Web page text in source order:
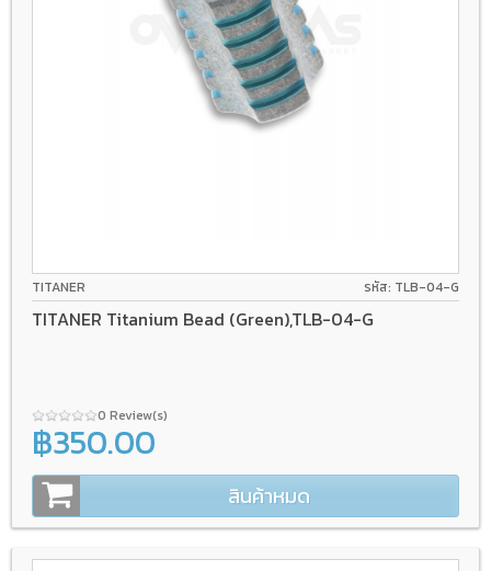
TITANER รหัส: TLB-04-G
TITANER Titanium Bead (Green),TLB-04-G
0 Review(s)
฿350.00
สินค้าหมด